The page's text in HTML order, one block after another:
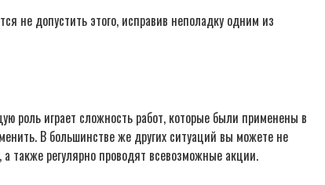
не допустить этого, исправив неполадку одним из
роль играет сложность работ, которые были применены в
В большинстве же других ситуаций вы можете не
также регулярно проводят всевозможные акции.